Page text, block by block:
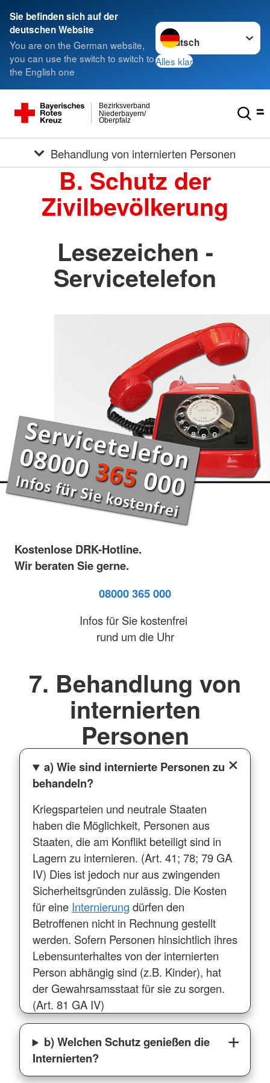
Sie befinden sich auf der
deutschen Website
You are on the German website,
you can use the switch to switch to
the English one
Sprache wechseln zu
Alles klar
Oberpfalz
Niederbayern/
Bezirksverband
Behandlung von internierten Personen
B. Schutz der
Zivilbevölkerung
Lesezeichen -
Servicetelefon
Kostenlose DRK-Hotline.
Wir beraten Sie gerne.
08000 365 000
Infos für Sie kostenfrei
rund um die Uhr
7. Behandlung von
internierten
Personen
a) Wie sind internierte Personen zu
behandeln?
Kriegsparteien und neutrale Staaten
haben die Möglichkeit, Personen aus
Staaten, die am Konflikt beteiligt sind in
Lagern zu internieren. (Art. 41; 78; 79 GA
IV) Dies ist jedoch nur aus zwingenden
Sicherheitsgründen zulässig. Die Kosten
für eine Internierung dürfen den
Betroffenen nicht in Rechnung gestellt
werden. Sofern Personen hinsichtlich ihres
Lebensunterhaltes von der internierten
Person abhängig sind (z.B. Kinder), hat
der Gewahrsamsstaat für sie zu sorgen.
(Art. 81 GA IV)
b) Welchen Schutz genießen die
Internierten?